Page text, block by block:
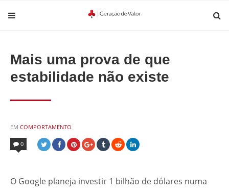
Mais uma prova de que
estabilidade não existe
EM POSTED
IN
COMPORTAMENTO
0
O Google planeja investir 1 bilhão de dólares numa